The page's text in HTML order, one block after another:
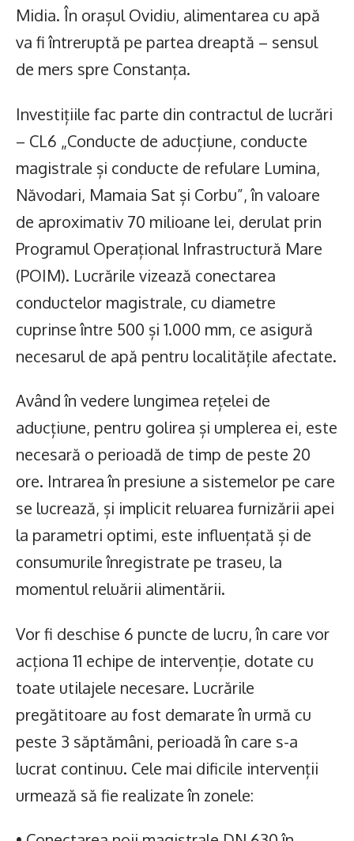
Midia. În orașul Ovidiu, alimentarea cu apă
va fi întreruptă pe partea dreaptă – sensul
de mers spre Constanța.
Investițiile fac parte din contractul de lucrări
– CL6 „Conducte de aducțiune, conducte
magistrale și conducte de refulare Lumina,
Năvodari, Mamaia Sat și Corbu”, în valoare
de aproximativ 70 milioane lei, derulat prin
Programul Operațional Infrastructură Mare
(POIM). Lucrările vizează conectarea
conductelor magistrale, cu diametre
cuprinse între 500 și 1.000 mm, ce asigură
necesarul de apă pentru localitățile afectate.
Având în vedere lungimea rețelei de
aducțiune, pentru golirea și umplerea ei, este
necesară o perioadă de timp de peste 20
ore. Intrarea în presiune a sistemelor pe care
se lucrează, și implicit reluarea furnizării apei
la parametri optimi, este influențată și de
consumurile înregistrate pe traseu, la
momentul reluării alimentării.
Vor fi deschise 6 puncte de lucru, în care vor
acționa 11 echipe de intervenție, dotate cu
toate utilajele necesare. Lucrările
pregătitoare au fost demarate în urmă cu
peste 3 săptămâni, perioadă în care s-a
lucrat continuu. Cele mai dificile intervenții
urmează să fie realizate în zonele: